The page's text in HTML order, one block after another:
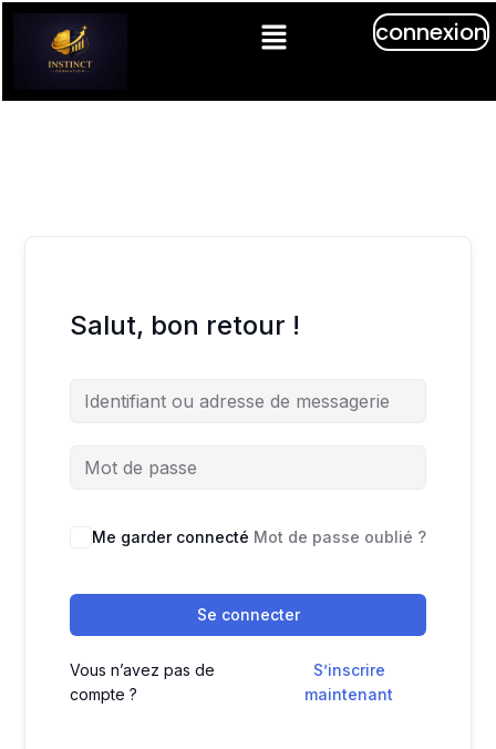
connexion
Salut, bon retour !
Me garder connecté Mot de passe oublié ?
Se connecter
Vous n’avez pas de
compte ?
S’inscrire
maintenant